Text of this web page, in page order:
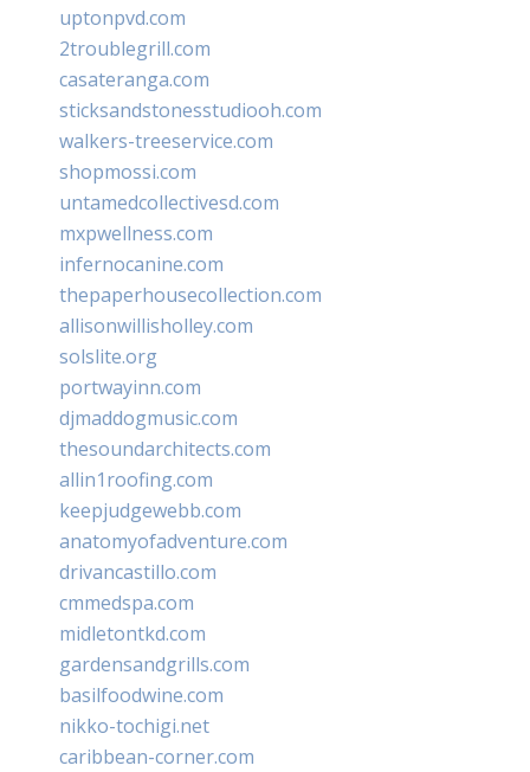
uptonpvd.com
2troublegrill.com
casateranga.com
sticksandstonesstudiooh.com
walkers-treeservice.com
shopmossi.com
untamedcollectivesd.com
mxpwellness.com
infernocanine.com
thepaperhousecollection.com
allisonwillisholley.com
solslite.org
portwayinn.com
djmaddogmusic.com
thesoundarchitects.com
allin1roofing.com
keepjudgewebb.com
anatomyofadventure.com
drivancastillo.com
cmmedspa.com
midletontkd.com
gardensandgrills.com
basilfoodwine.com
nikko-tochigi.net
caribbean-corner.com